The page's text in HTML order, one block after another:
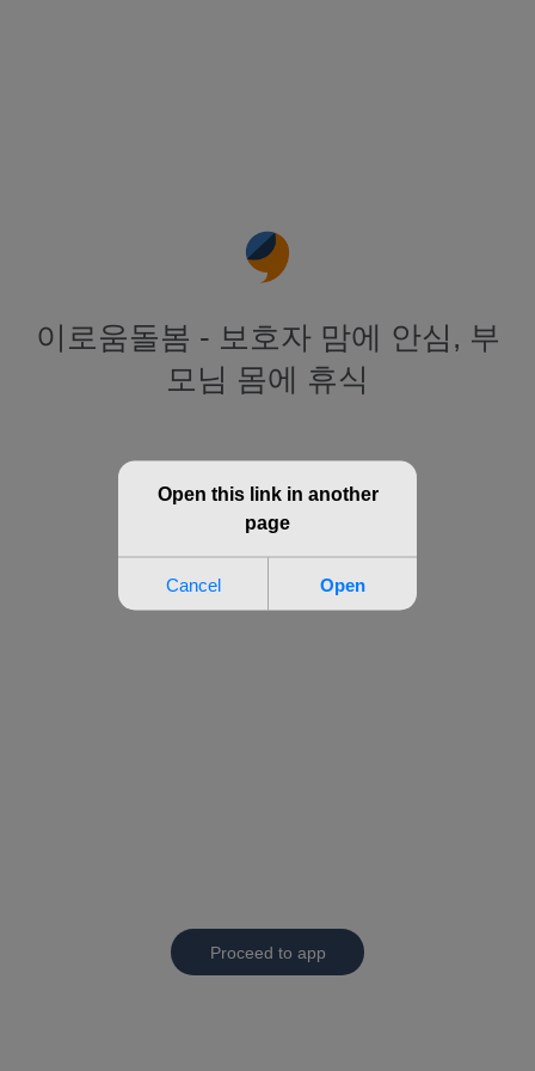
이로움돌봄 - 보호자 맘에 안심, 부
모님 몸에 휴식
Proceed to app